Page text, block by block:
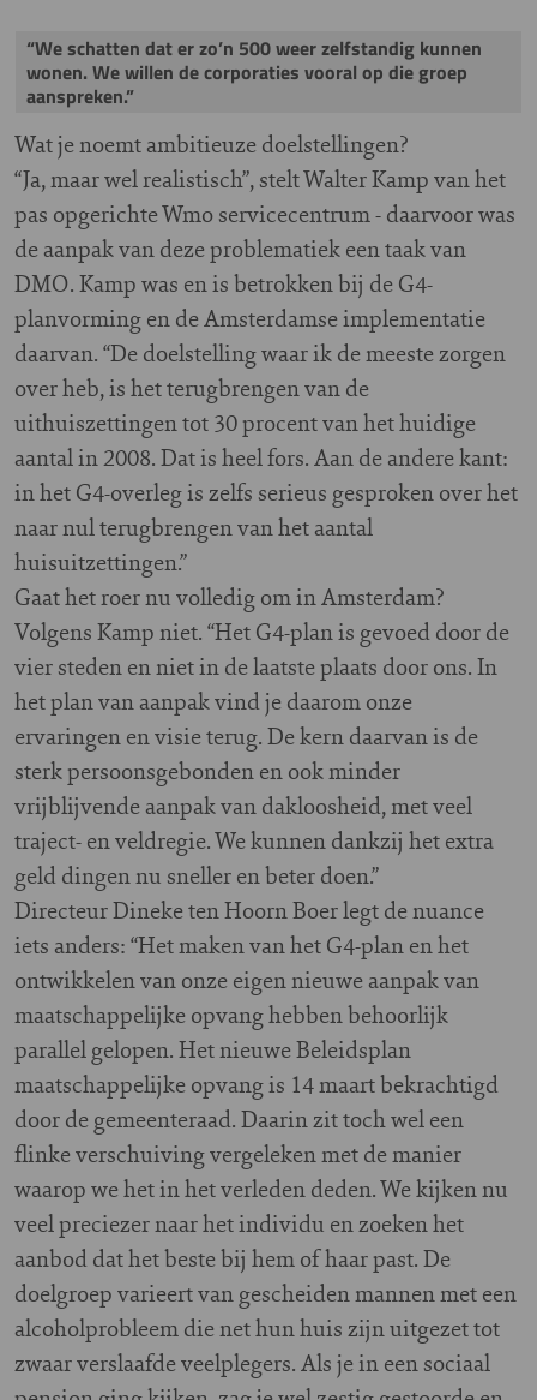
“We schatten dat er zo’n 500 weer zelfstandig kunnen
wonen. We willen de corporaties vooral op die groep
aanspreken.”
Wat je noemt ambitieuze doelstellingen?
“Ja, maar wel realistisch”, stelt Walter Kamp van het
pas opgerichte Wmo servicecentrum - daarvoor was
de aanpak van deze problematiek een taak van
DMO. Kamp was en is betrokken bij de G4-
planvorming en de Amsterdamse implementatie
daarvan. “De doelstelling waar ik de meeste zorgen
over heb, is het terugbrengen van de
uithuiszettingen tot 30 procent van het huidige
aantal in 2008. Dat is heel fors. Aan de andere kant:
in het G4-overleg is zelfs serieus gesproken over het
naar nul terugbrengen van het aantal
huisuitzettingen.”
Gaat het roer nu volledig om in Amsterdam?
Volgens Kamp niet. “Het G4-plan is gevoed door de
vier steden en niet in de laatste plaats door ons. In
het plan van aanpak vind je daarom onze
ervaringen en visie terug. De kern daarvan is de
sterk persoonsgebonden en ook minder
vrijblijvende aanpak van dakloosheid, met veel
traject- en veldregie. We kunnen dankzij het extra
geld dingen nu sneller en beter doen.”
Directeur Dineke ten Hoorn Boer legt de nuance
iets anders: “Het maken van het G4-plan en het
ontwikkelen van onze eigen nieuwe aanpak van
maatschappelijke opvang hebben behoorlijk
parallel gelopen. Het nieuwe Beleidsplan
maatschappelijke opvang is 14 maart bekrachtigd
door de gemeenteraad. Daarin zit toch wel een
flinke verschuiving vergeleken met de manier
waarop we het in het verleden deden. We kijken nu
veel preciezer naar het individu en zoeken het
aanbod dat het beste bij hem of haar past. De
doelgroep varieert van gescheiden mannen met een
alcoholprobleem die net hun huis zijn uitgezet tot
zwaar verslaafde veelplegers. Als je in een sociaal